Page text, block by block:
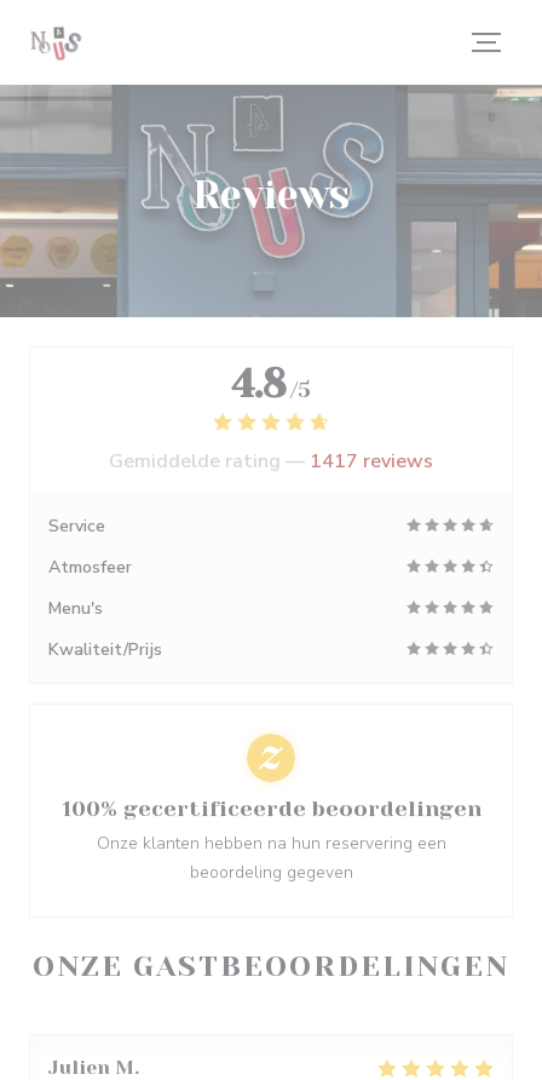
Reviews
ONZE GASTBEOORDELINGEN
Julien M
4.8 /5
Gemiddelde rating — 1417 reviews
Service
Atmosfeer
Menu's
Kwaliteit/Prijs
100% gecertificeerde beoordelingen
Onze klanten hebben na hun reservering een
beoordeling gegeven